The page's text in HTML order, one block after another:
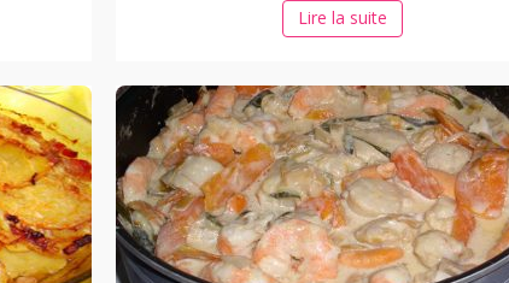
Lire la suite